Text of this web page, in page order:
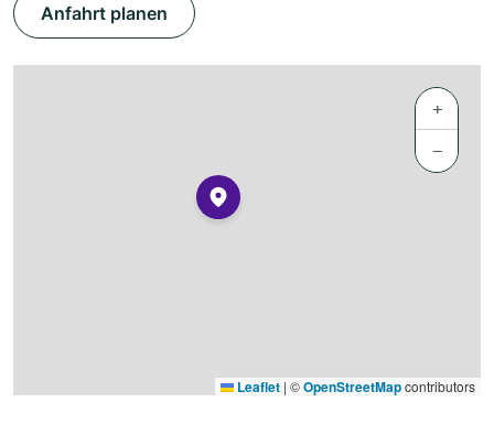
Anfahrt planen
+
−
Leaflet | ©OpenStreetMapcontributors